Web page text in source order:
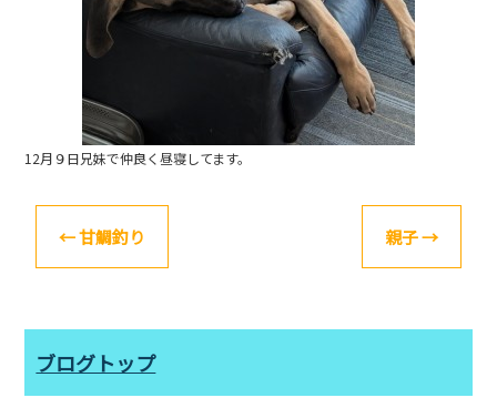
12月９日兄妹で仲良く昼寝してます。
←甘鯛釣り 親子→
ブログトップ